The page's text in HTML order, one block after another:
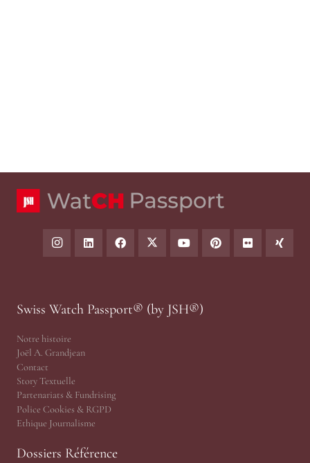
Swiss Watch Passport® (by JSH®)
Notre histoire
Joël A. Grandjean
Contact
Story Textuelle
Partenariats & Fundrising
Police Cookies & RGPD
Ethique Journalisme
Dossiers Référence